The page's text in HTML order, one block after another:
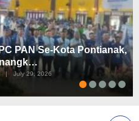
PAN Se-Kota Pontianak,
| July 29, 2026